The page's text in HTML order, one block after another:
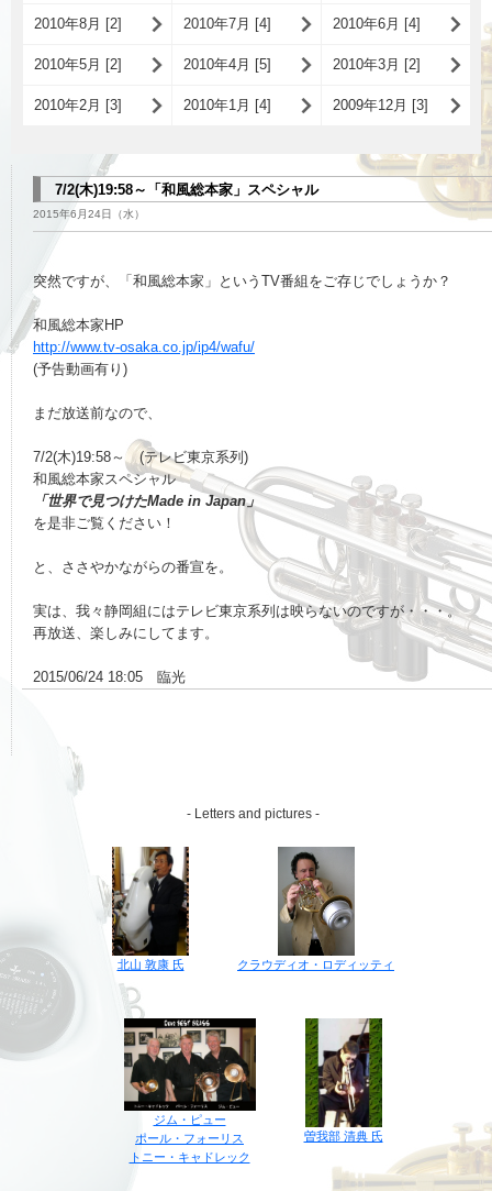
2010年8月 [2] 2010年7月 [4] 2010年6月 [4]
2010年5月 [2] 2010年4月 [5] 2010年3月 [2]
2010年2月 [3] 2010年1月 [4] 2009年12月 [3]
7/2(木)19:58～「和風総本家」スペシャル
2015年6月24日（水）
突然ですが、「和風総本家」というTV番組をご存じでしょうか？
和風総本家HP
http://www.tv-osaka.co.jp/ip4/wafu/
(予告動画有り)
まだ放送前なので、
7/2(木)19:58～ (テレビ東京系列)
和風総本家スペシャル
「世界で見つけたMade in Japan」
を是非ご覧ください！
と、ささやかながらの番宣を。
実は、我々静岡組にはテレビ東京系列は映らないのですが・・・。
再放送、楽しみにしてます。
2015/06/24 18:05 臨光
- Letters and pictures -
北山 敦康 氏 クラウディオ・ロディッティ
ジム・ピュー
ポール・フォーリス
トニー・キャドレック
曽我部 清典 氏